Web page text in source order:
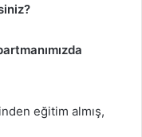
eğitim almış,